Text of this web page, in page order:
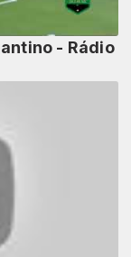
- Rádio